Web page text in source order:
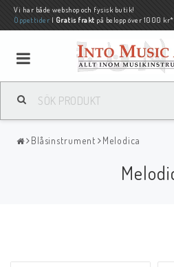
Vi har både webshop och fysisk butik!
Öppettider | Gratis frakt på belopp över 1000
Blåsinstrument Melodica